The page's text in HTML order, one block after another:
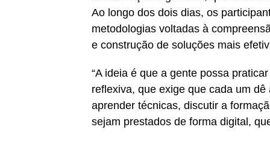
Ao longo dos dois dias, os
metodologias voltadas à
e construção de soluções mais
“A ideia é que a gente possa
reflexiva, que exige que cada um
aprender técnicas, discutir a
sejam prestados de forma digital,